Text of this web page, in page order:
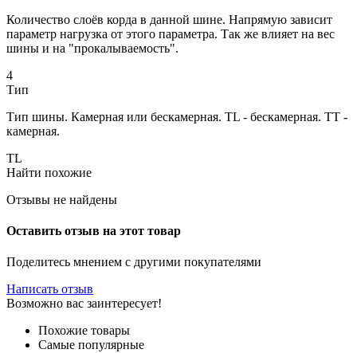
Количество слоёв корда в данной шине. Напрямую зависит
параметр нагрузка от этого параметра. Так же влияет на вес
шины и на "прокалываемость".
4
Тип
Тип шины. Камерная или бескамерная. TL - бескамерная. TT -
камерная.
TL
Найти похожие
Отзывы не найдены
Оставить отзыв на этот товар
Поделитесь мнением с другими покупателями
Написать отзыв
Возможно вас заинтересует!
Похожие товары
Самые популярные